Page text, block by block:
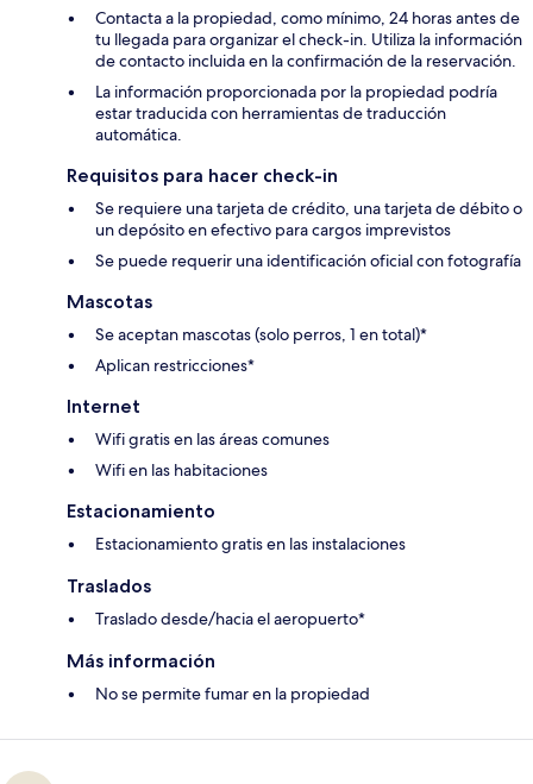
Contacta a la propiedad, como mínimo, 24 horas antes de
tu llegada para organizar el check-in. Utiliza la información
de contacto incluida en la confirmación de la reservación.
La información proporcionada por la propiedad podría
estar traducida con herramientas de traducción
automática.
Requisitos para hacer check-in
Se requiere una tarjeta de crédito, una tarjeta de débito o
un depósito en efectivo para cargos imprevistos
Se puede requerir una identificación oficial con fotografía
Mascotas
Se aceptan mascotas (solo perros, 1 en total)*
Aplican restricciones*
Internet
Wifi gratis en las áreas comunes
Wifi en las habitaciones
Estacionamiento
Estacionamiento gratis en las instalaciones
Traslados
Traslado desde/hacia el aeropuerto*
Más información
No se permite fumar en la propiedad